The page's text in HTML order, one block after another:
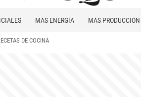
MÁS ENERGÍA MÁS PRODUCCIÓN
DE COCINA